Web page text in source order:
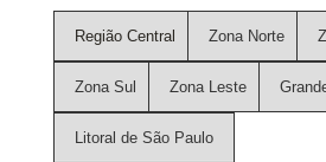
Região Central Zona Norte
Zona Sul Zona Leste
Litoral de São Paulo